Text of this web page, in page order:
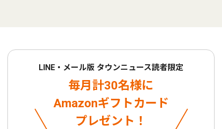
LINE・メール版 タウンニュース読者限定
毎月計30名様に
Amazonギフトカード
プレゼント！